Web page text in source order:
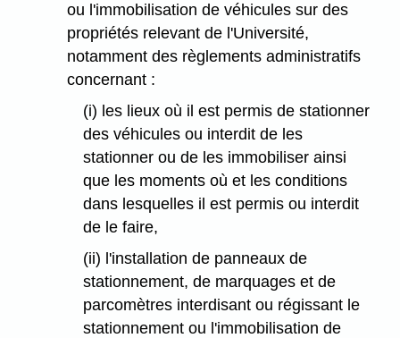
ou l'immobilisation de véhicules sur des
propriétés relevant de l'Université,
notamment des règlements administratifs
concernant :
(i) les lieux où il est permis de stationner
des véhicules ou interdit de les
stationner ou de les immobiliser ainsi
que les moments où et les conditions
dans lesquelles il est permis ou interdit
de le faire,
(ii) l'installation de panneaux de
stationnement, de marquages et de
parcomètres interdisant ou régissant le
stationnement ou l'immobilisation de